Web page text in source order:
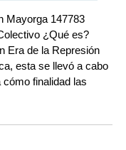
Mayorga 147783
¿Qué es?
Era de la Represión
esta se llevó a cabo
finalidad las